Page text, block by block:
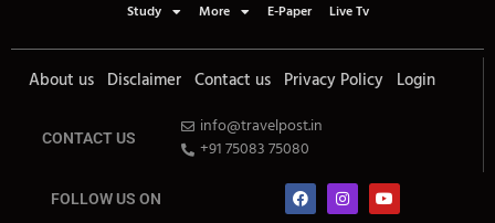
Study
More E-Paper Live Tv
About us Disclaimer Contact us Privacy Policy Login
CONTACT US
info@travelpost.in
+91 75083 75080
FOLLOW US ON